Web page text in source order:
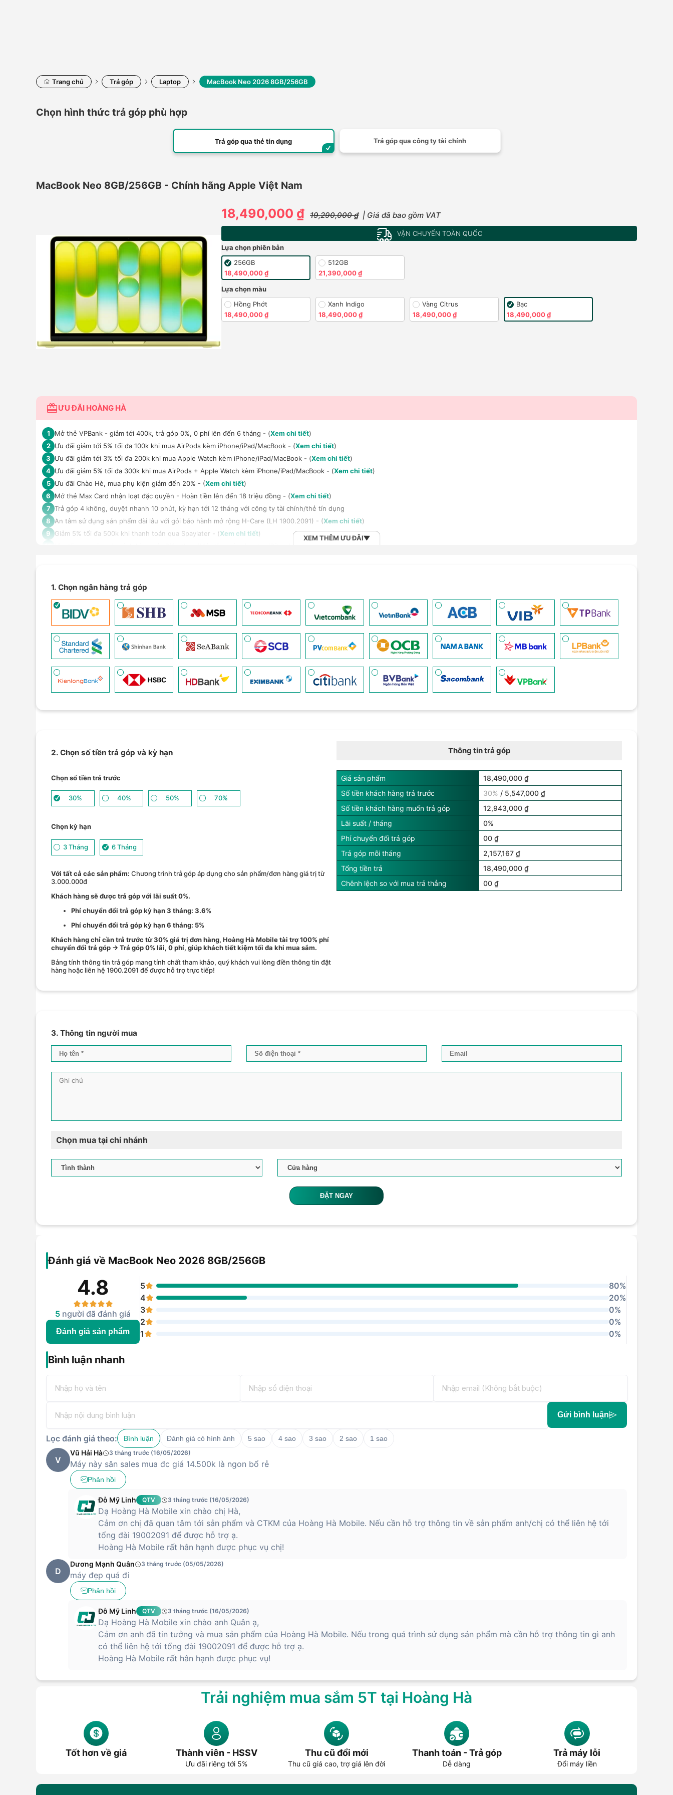
Trang chủ Trả góp Laptop MacBook Neo 2026 8GB/256GB
Chọn hình thức trả góp phù hợp
Trả góp qua thẻ tín dụng Trả góp qua công ty tài chính
MacBook Neo 8GB/256GB - Chính hãng Apple Việt Nam
18,490,000 ₫ 19,290,000 ₫ | Giá đã bao gồm VAT
VẬN CHUYỂN TOÀN QUỐC
Lựa chọn phiên bản
256GB
18,490,000 ₫
512GB
21,390,000 ₫
Lựa chọn màu
Hồng Phớt
18,490,000 ₫
Xanh Indigo
18,490,000 ₫
Vàng Citrus
18,490,000 ₫
Bạc
18,490,000 ₫
ƯU ĐÃI HOÀNG HÀ
1 Mở thẻ VPBank - giảm tới 400k, trả góp 0%, 0 phí lên đến 6 tháng - (Xem chi tiết)
2 Ưu đãi giảm tới 5% tối đa 100k khi mua AirPods kèm iPhone/iPad/MacBook - (Xem chi tiết)
3
Ưu đãi giảm tới 3% tối đa 200k khi mua Apple Watch kèm iPhone/iPad/MacBook - (Xem chi tiết)
4 Ưu đãi giảm 5% tối đa 300k khi mua AirPods + Apple Watch kèm iPhone/iPad/MacBook - (Xem chi tiết)
5 Ưu đãi Chào Hè, mua phụ kiện giảm đến 20% - (Xem chi tiết)
6
Mở thẻ Max Card nhận loạt đặc quyền - Hoàn tiền lên đến 18 triệu đồng - (Xem chi tiết)
7 Trả góp 4 không, duyệt nhanh 10 phút, kỳ hạn tới 12 tháng với công ty tài chính/thẻ tín dụng
8
An tâm sử dụng sản phẩm dài lâu với gói bảo hành mở rộng H-Care (LH 1900.2091) - (Xem chi tiết)
9
Giảm 5% tối đa 500k khi thanh toán qua Spaylater - (Xem chi tiết)
13
Giảm tới 500.000đ khi thanh toán qua Homepaylater - (
XEM THÊM ƯU ĐÃI
1. Chọn ngân hàng trả góp
2. Chọn số tiền trả góp và kỳ hạn
Chọn số tiền trả trước
30% 40% 50% 70%
Chọn kỳ hạn
3 Tháng 6 Tháng
Với tất cả các sản phẩm: Chương trình trả góp áp dụng cho sản phẩm/đơn hàng giá trị từ
3.000.000đ
Khách hàng sẽ được trả góp với lãi suất 0%.
Phí chuyển đổi trả góp kỳ hạn 3 tháng: 3.6%
Phí chuyển đổi trả góp kỳ hạn 6 tháng: 5%
Khách hàng chỉ cần trả trước từ 30% giá trị đơn hàng, Hoàng Hà Mobile tài trợ 100% phí
chuyển đổi trả góp → Trả góp 0% lãi, 0 phí, giúp khách tiết kiệm tối đa khi mua sắm.
Bảng tính thông tin trả góp mang tính chất tham khảo, quý khách vui lòng điền thông tin đặt
hàng hoặc liên hệ 1900.2091 để được hỗ trợ trực tiếp!
Thông tin trả góp
Giá sản phẩm
18,490,000 ₫
Số tiền khách hàng trả trước
30% / 5,547,000 ₫
Số tiền khách hàng muốn trả góp
12,943,000 ₫
Lãi suất / tháng
0%
Phí chuyển đổi trả góp
00 ₫
Trả góp mỗi tháng
2,157,167 ₫
Tổng tiền trả
18,490,000 ₫
Chênh lệch so với mua trả thẳng
00 ₫
3. Thông tin người mua
Chọn mua tại chi nhánh
ĐẶT NGAY
Đánh giá về MacBook Neo 2026 8GB/256GB
4.8
5 người đã đánh giá
Đánh giá sản phẩm
5
80%
4
20%
3
0%
2
0%
1
0%
Bình luận nhanh
Gửi bình luận
Lọc đánh giá theo: Bình luận Đánh giá có hình ảnh 5 sao 4 sao 3 sao 2 sao 1 sao
V
Vũ Hải Hà 3 tháng trước (16/05/2026)
Máy này săn sales mua đc giá 14.500k là ngon bổ rẻ
Phản hồi
Đỗ Mỹ Linh QTV 3 tháng trước (16/05/2026)
Dạ Hoàng Hà Mobile xin chào chị Hà,
Cảm ơn chị đã quan tâm tới sản phẩm và CTKM của Hoàng Hà Mobile. Nếu cần hỗ trợ thông tin về sản phẩm anh/chị có thể liên hệ tới
tổng đài 19002091 để được hỗ trợ ạ.
Hoàng Hà Mobile rất hân hạnh được phục vụ chị!
D
Dương Mạnh Quân 3 tháng trước (05/05/2026)
máy đẹp quá đi
Phản hồi
Đỗ Mỹ Linh QTV 3 tháng trước (16/05/2026)
Dạ Hoàng Hà Mobile xin chào anh Quân ạ,
Cảm ơn anh đã tin tưởng và mua sản phẩm của Hoàng Hà Mobile. Nếu trong quá trình sử dụng sản phẩm mà cần hỗ trợ thông tin gì anh
có thể liên hệ tới tổng đài 19002091 để được hỗ trợ ạ.
Hoàng Hà Mobile rất hân hạnh được phục vụ!
Trải nghiệm mua sắm 5T tại Hoàng Hà
Tốt hơn về giá Thành viên - HSSV
Ưu đãi riêng tới 5%
Thu cũ đổi mới
Thu cũ giá cao, trợ giá lên đời
Thanh toán - Trả góp
Dễ dàng
Trả máy lỗi
Đổi máy liền